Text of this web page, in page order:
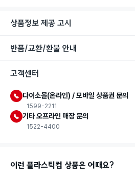
상품정보 제공 고시
반품/교환/환불 안내
고객센터
다이소몰(온라인) / 모바일 상품권 문의
1599-2211
기타 오프라인 매장 문의
1522-4400
이런 플라스틱컵 상품은 어때요?